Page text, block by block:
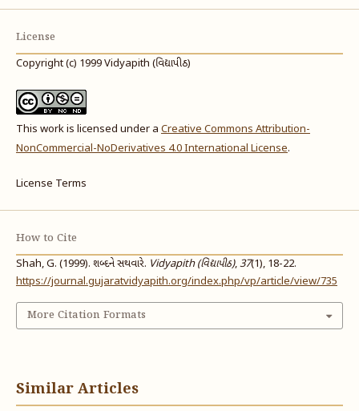
License
Copyright (c) 1999 Vidyapith (વિદ્યાપીઠ)
This work is licensed under a Creative Commons Attribution-
NonCommercial-NoDerivatives 4.0 International License.
License Terms
How to Cite
Shah, G. (1999). શબ્દને સથવારે. Vidyapith (વિદ્યાપીઠ),37(1), 18-22.
https://journal.gujaratvidyapith.org/index.php/vp/article/view/735
More Citation Formats
Similar Articles